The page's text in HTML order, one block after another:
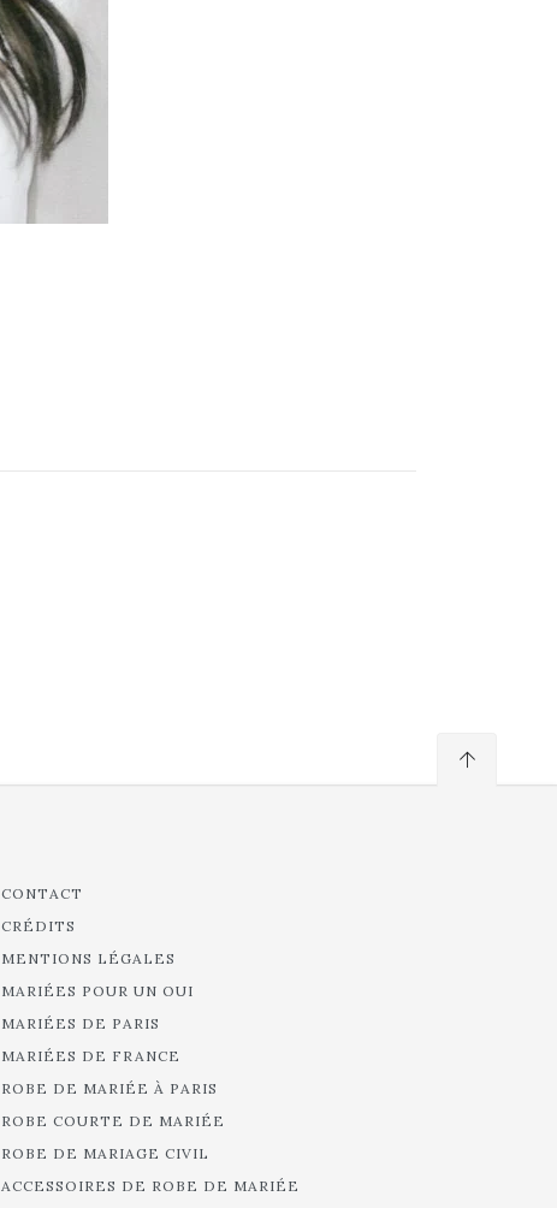
CONTACT
CRÉDITS
MENTIONS LÉGALES
MARIÉES POUR UN OUI
MARIÉES DE PARIS
MARIÉES DE FRANCE
ROBE DE MARIÉE À PARIS
ROBE COURTE DE MARIÉE
ROBE DE MARIAGE CIVIL
ACCESSOIRES DE ROBE DE MARIÉE